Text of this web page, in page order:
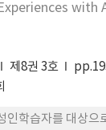
with
제8권 3호
인학습자를 대상으